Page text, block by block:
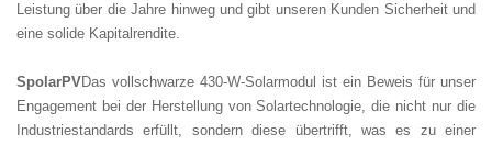
Leistung über die Jahre hinweg und gibt unseren Kunden Sicherheit und
eine solide Kapitalrendite.
SpolarPVDas vollschwarze 430-W-Solarmodul ist ein Beweis für unser
Engagement bei der Herstellung von Solartechnologie, die nicht nur die
Industriestandards erfüllt, sondern diese übertrifft, was es zu einer